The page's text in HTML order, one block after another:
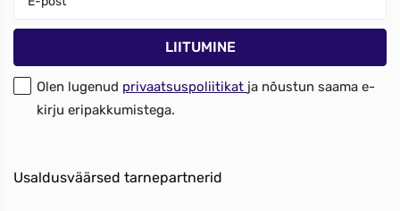
Olen lugenud privaatsuspoliitikat ja nõustun saama e-
kirju eripakkumistega.
Usaldusväärsed tarnepartnerid